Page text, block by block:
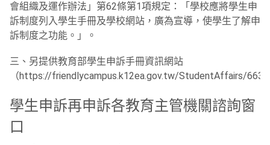
會組織及運作辦法」第62條第1項規定：「學校應將學生申
訴制度列入學生手冊及學校網站，廣為宣導，使學生了解申
訴制度之功能。」。
三、另提供教育部學生申訴手冊資訊網站
（https://friendlycampus.k12ea.gov.tw/StudentAffairs/
學生申訴再申訴各教育主管機關諮詢窗
口